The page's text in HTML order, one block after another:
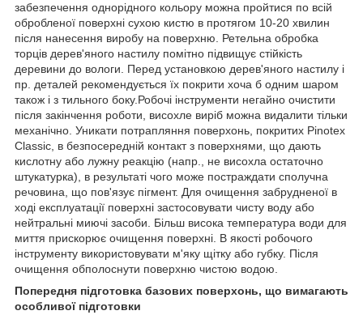
забезпечення однорідного кольору можна пройтися по всій
обробленої поверхні сухою кистю в протягом 10-20 хвилин
після нанесення виробу на поверхню. Ретельна обробка
торців дерев'яного настилу помітно підвищує стійкість
деревини до вологи. Перед установкою дерев'яного настилу і
пр. деталей рекомендується їх покрити хоча б одним шаром
також і з тильного боку.Робочі інструменти негайно очистити
після закінчення роботи, висохле виріб можна видалити тільки
механічно. Уникати потрапляння поверхонь, покритих Pinotex
Classic, в безпосередній контакт з поверхнями, що дають
кислотну або лужну реакцію (напр., не висохла остаточно
штукатурка), в результаті чого може постраждати сполучна
речовина, що пов'язує пігмент. Для очищення забрудненої в
ході експлуатації поверхні застосовувати чисту воду або
нейтральні миючі засоби. Більш висока температура води для
миття прискорює очищення поверхні. В якості робочого
інструменту використовувати м'яку щітку або губку. Після
очищення обполоснути поверхню чистою водою.
Попередня підготовка базових поверхонь, що вимагають
особливої підготовки